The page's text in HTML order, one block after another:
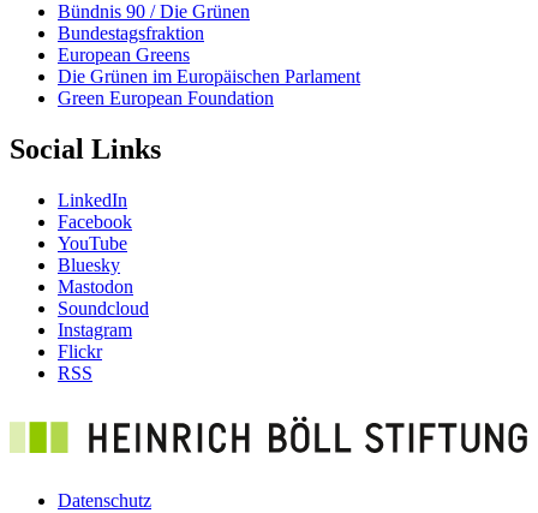
Bündnis 90 / Die Grünen
Bundestagsfraktion
European Greens
Die Grünen im Europäischen Parlament
Green European Foundation
Social Links
LinkedIn
Facebook
YouTube
Bluesky
Mastodon
Soundcloud
Instagram
Flickr
RSS
Datenschutz